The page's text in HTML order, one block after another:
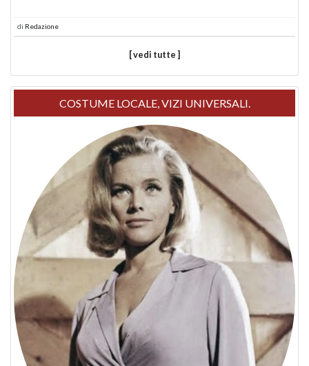
di Redazione
[ vedi tutte ]
COSTUME LOCALE, VIZI UNIVERSALI.